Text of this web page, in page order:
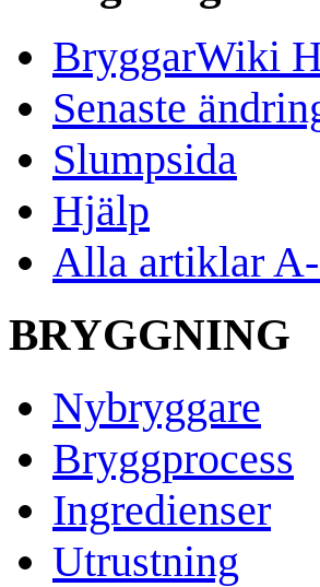
BryggarWiki
Senaste
Slumpsida
Hjälp
Alla artiklar
BRYGGNING
Nybryggare
Bryggprocess
Ingredienser
Utrustning